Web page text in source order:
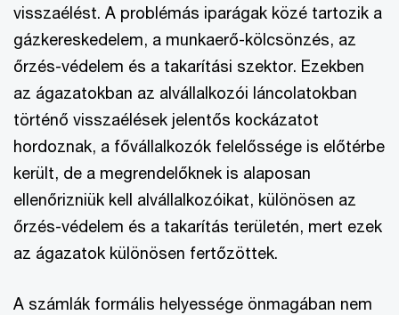
visszaélést. A problémás iparágak közé tartozik a
gázkereskedelem, a munkaerő-kölcsönzés, az
őrzés-védelem és a takarítási szektor. Ezekben
az ágazatokban az alvállalkozói láncolatokban
történő visszaélések jelentős kockázatot
hordoznak, a fővállalkozók felelőssége is előtérbe
került, de a megrendelőknek is alaposan
ellenőrizniük kell alvállalkozóikat, különösen az
őrzés-védelem és a takarítás területén, mert ezek
az ágazatok különösen fertőzöttek.
A számlák formális helyessége önmagában nem